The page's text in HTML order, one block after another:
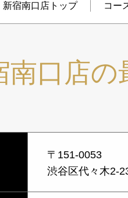
新宿南口店トップ コー
南口店
〒151-0053
渋谷区代々木2-